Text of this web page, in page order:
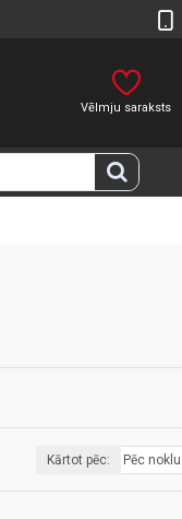
Vēlmju saraksts
Kārtot pēc: